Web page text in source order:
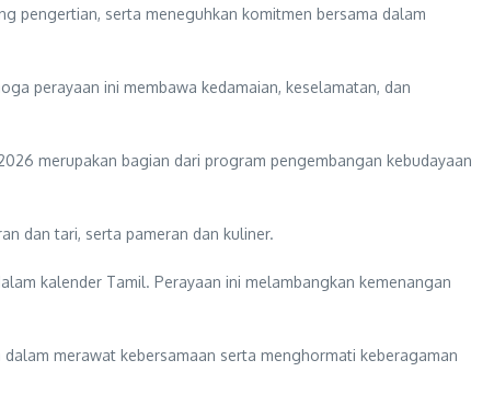
pengertian, serta meneguhkan komitmen bersama dalam
perayaan ini membawa kedamaian, keselamatan, dan
merupakan bagian dari program pengembangan kebudayaan
dan tari, serta pameran dan kuliner.
kalender Tamil. Perayaan ini melambangkan kemenangan
merawat kebersamaan serta menghormati keberagaman